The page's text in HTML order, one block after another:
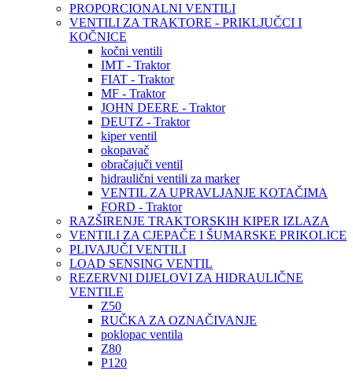
PROPORCIONALNI VENTILI
VENTILI ZA TRAKTORE - PRIKLJUČCI I
KOČNICE
kočni ventili
IMT - Traktor
FIAT - Traktor
MF - Traktor
JOHN DEERE - Traktor
DEUTZ - Traktor
kiper ventil
okopavač
obračajuči ventil
hidraulični ventili za marker
VENTIL ZA UPRAVLJANJE KOTAČIMA
FORD - Traktor
RAZŠIRENJE TRAKTORSKIH KIPER IZLAZA
VENTILI ZA CJEPAČE I ŠUMARSKE PRIKOLICE
PLIVAJUČI VENTILI
LOAD SENSING VENTIL
REZERVNI DIJELOVI ZA HIDRAULIČNE
VENTILE
Z50
RUČKA ZA OZNAČIVANJE
poklopac ventila
Z80
P120